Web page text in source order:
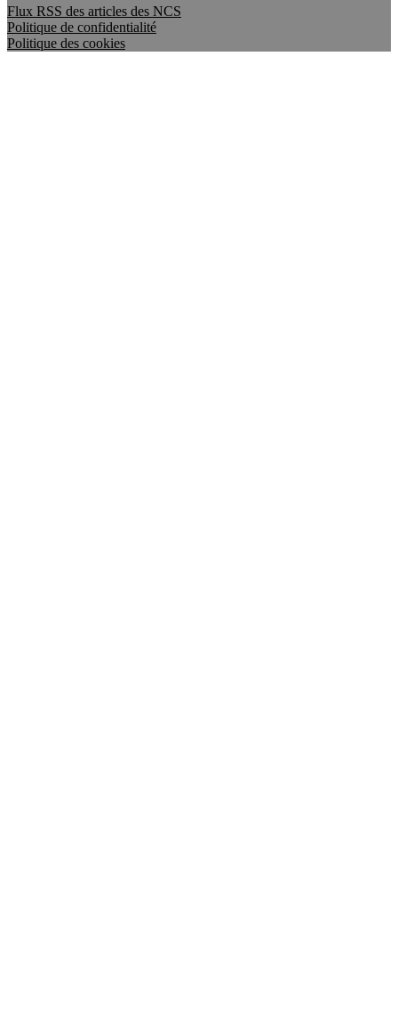
Flux RSS des articles des NCS
Politique de confidentialité
Politique des cookies